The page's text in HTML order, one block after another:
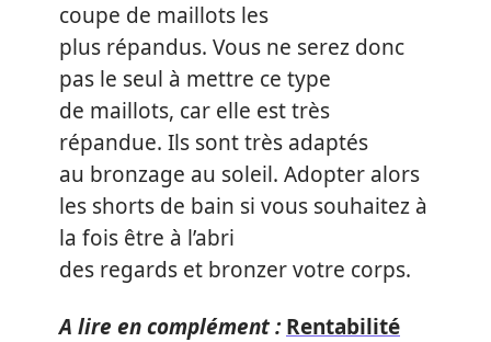
coupe de maillots les
plus répandus. Vous ne serez donc
pas le seul à mettre ce type
de maillots, car elle est très
répandue. Ils sont très adaptés
au bronzage au soleil. Adopter alors
les shorts de bain si vous souhaitez à
la fois être à l’abri
des regards et bronzer votre corps.
A lire en complément : Rentabilité